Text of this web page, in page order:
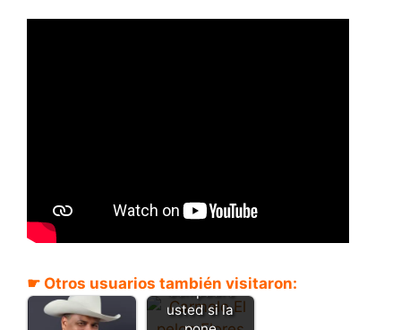
☛ Otros usuarios también visitaron:
Compadre
usted si la